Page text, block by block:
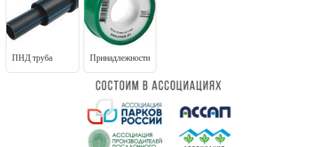
ПНД труба Принадлежности